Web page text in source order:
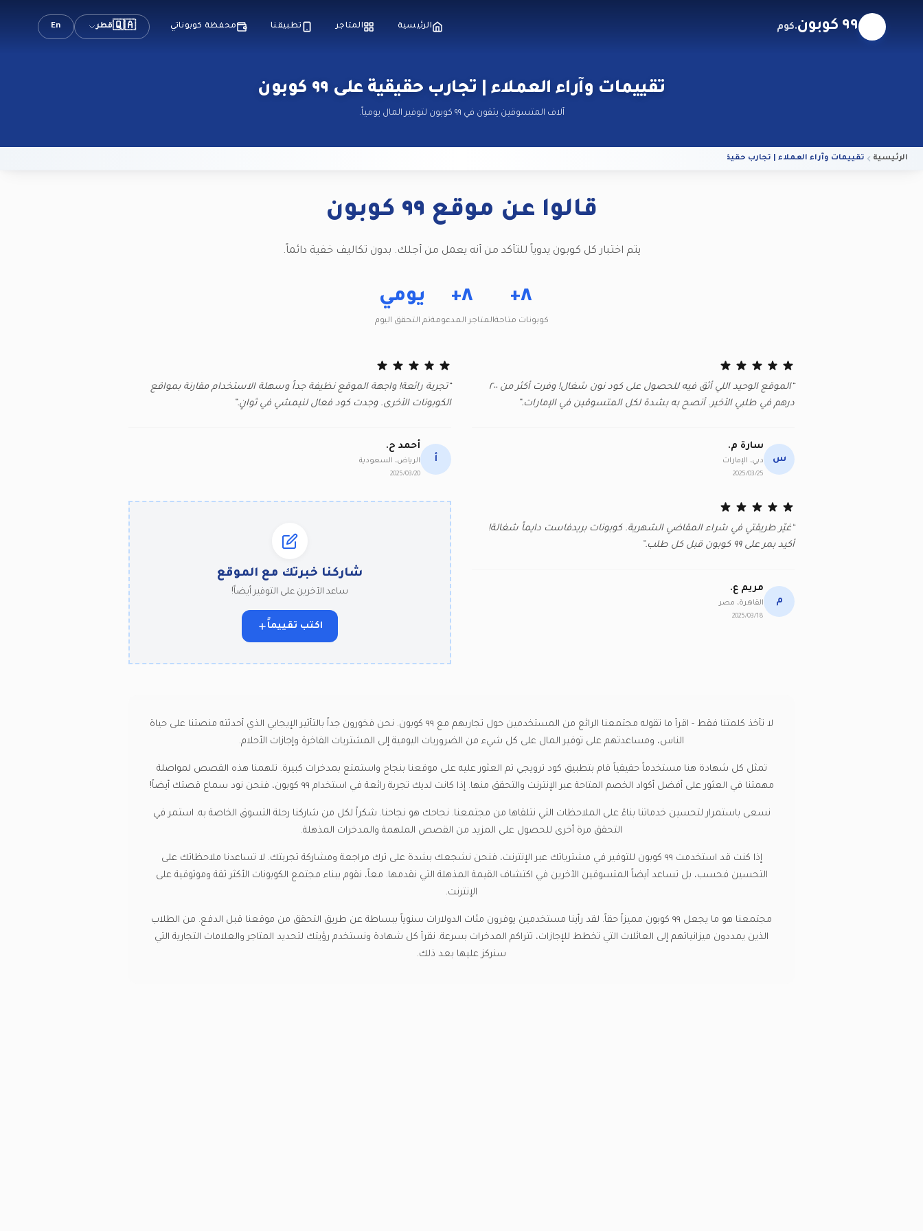
٩٩ كوبون .كوم الرئيسية المتاجر تطبيقنا محفظة كوبوناتي 🇶🇦قطر En
تقييمات وآراء العملاء | تجارب حقيقية على ٩٩ كوبون
آلاف المتسوقين يثقون في ٩٩ كوبون لتوفير المال يومياً.
الرئيسية تقييمات وآراء العملاء | تجارب حقيقية على ٩٩ كوبون
قالوا عن موقع ٩٩ كوبون
يتم اختبار كل كوبون يدوياً للتأكد من أنه يعمل من أجلك. بدون تكاليف خفية دائماً.
٨+
كوبونات متاحة
٨+
المتاجر المدعومة
يومي
تم التحقق اليوم
“الموقع الوحيد اللي أثق فيه للحصول على كود نون شغال! وفرت أكثر من ٢٠٠
درهم في طلبي الأخير. أنصح به بشدة لكل المتسوقين في الإمارات.”
س
سارة م.
دبي، الإمارات
2025/03/25
“تجربة رائعة! واجهة الموقع نظيفة جداً وسهلة الاستخدام مقارنة بمواقع
الكوبونات الأخرى. وجدت كود فعال لنيمشي في ثوانٍ.”
أ
أحمد ح.
الرياض، السعودية
2025/03/20
“غيّر طريقتي في شراء المقاضي الشهرية. كوبونات بريدفاست دايماً شغالة!
أكيد بمر على ٩٩ كوبون قبل كل طلب.”
م
مريم ع.
القاهرة، مصر
2025/03/18
شاركنا خبرتك مع الموقع
ساعد الآخرين على التوفير أيضاً!
اكتب تقييماً
لا تأخذ كلمتنا فقط - اقرأ ما تقوله مجتمعنا الرائع من المستخدمين حول تجاربهم مع ٩٩ كوبون. نحن فخورون جداً بالتأثير الإيجابي الذي أحدثته منصتنا على حياة
الناس، ومساعدتهم على توفير المال على كل شيء من الضروريات اليومية إلى المشتريات الفاخرة وإجازات الأحلام.
تمثل كل شهادة هنا مستخدماً حقيقياً قام بتطبيق كود ترويجي تم العثور عليه على موقعنا بنجاح واستمتع بمدخرات كبيرة. تلهمنا هذه القصص لمواصلة
مهمتنا في العثور على أفضل أكواد الخصم المتاحة عبر الإنترنت والتحقق منها. إذا كانت لديك تجربة رائعة في استخدام ٩٩ كوبون، فنحن نود سماع قصتك أيضاً!
نسعى باستمرار لتحسين خدماتنا بناءً على الملاحظات التي نتلقاها من مجتمعنا. نجاحك هو نجاحنا. شكراً لكل من شاركنا رحلة التسوق الخاصة به. استمر في
التحقق مرة أخرى للحصول على المزيد من القصص الملهمة والمدخرات المذهلة.
إذا كنت قد استخدمت ٩٩ كوبون للتوفير في مشترياتك عبر الإنترنت، فنحن نشجعك بشدة على ترك مراجعة ومشاركة تجربتك. لا تساعدنا ملاحظاتك على
التحسين فحسب، بل تساعد أيضاً المتسوقين الآخرين في اكتشاف القيمة المذهلة التي نقدمها. معاً، نقوم ببناء مجتمع الكوبونات الأكثر ثقة وموثوقية على
الإنترنت.
مجتمعنا هو ما يجعل ٩٩ كوبون مميزاً حقاً. لقد رأينا مستخدمين يوفرون مئات الدولارات سنوياً ببساطة عن طريق التحقق من موقعنا قبل الدفع. من الطلاب
الذين يمددون ميزانياتهم إلى العائلات التي تخطط للإجازات، تتراكم المدخرات بسرعة. نقرأ كل شهادة ونستخدم رؤيتك لتحديد المتاجر والعلامات التجارية التي
سنركز عليها بعد ذلك.